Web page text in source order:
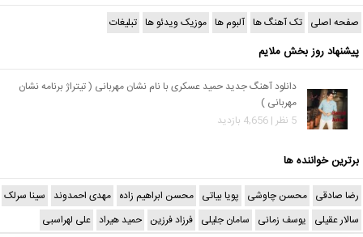
صفحه اصلی تک آهنگ ها آلبوم ها موزیک ویدئو ها تبلیغات
پیشنهاد روز بخش ملایم
دانلود آهنگ جدید حمید عسکری با نام نشان مهربانی ( تیتراژ برنامه نشان
مهربانی )
5 نظر | 4,656 بازدید
برترین خواننده ها
رضا صادقی محسن چاوشی پویا بیاتی محسن ابراهیم زاده مهدی احمدوند سینا سرلک
سالار عقیلی یوسف زمانی سامان جلیلی فرزاد فرزین حمید هیراد علی لهراسبی